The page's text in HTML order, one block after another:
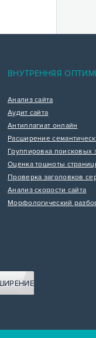
ВНУТРЕННЯЯ
Анализ сайта
Аудит сайта
Антиплагиат онлайн
Расширение
Группировка поисковых
Оценка тошноты
Проверка заголовков
Анализ скорости сайта
Морфологический